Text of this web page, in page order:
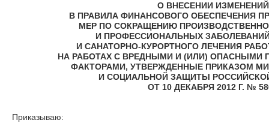
О ВНЕСЕНИИ ИЗМЕНЕНИЙ
В ПРАВИЛА ФИНАНСОВОГО ОБЕСПЕЧЕНИЯ
МЕР ПО СОКРАЩЕНИЮ
И ПРОФЕССИОНАЛЬНЫХ
И САНАТОРНО-КУРОРТНОГО ЛЕЧЕНИЯ
НА РАБОТАХ С ВРЕДНЫМИ И (ИЛИ) ОПАСНЫМИ
ФАКТОРАМИ, УТВЕРЖДЕННЫЕ ПРИКАЗОМ
И СОЦИАЛЬНОЙ ЗАЩИТЫ
ОТ 10 ДЕКАБРЯ 2012 Г. №
Приказываю: